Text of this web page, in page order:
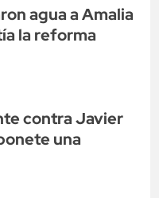
agua a Amalia
la reforma
contra Javier
una